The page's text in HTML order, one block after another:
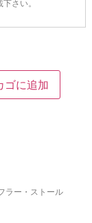
さい。
ゴに追加
ラー・ストール